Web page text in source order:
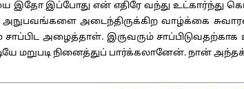
இப்போது என் எதிரே வந்து உட்கார்ந்து
அநுபவங்களை அடைந்திருக்கிற வாழ்க்கை
அழைத்தாள். இருவரும்
மறுபடி நினைத்துப் பார்க்கலானேன். நான்